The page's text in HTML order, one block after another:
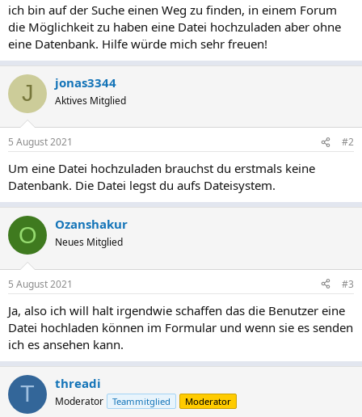
ich bin auf der Suche einen Weg zu finden, in einem Forum
die Möglichkeit zu haben eine Datei hochzuladen aber ohne
eine Datenbank. Hilfe würde mich sehr freuen!
J jonas3344
Aktives Mitglied
5 August 2021 #2
Um eine Datei hochzuladen brauchst du erstmals keine
Datenbank. Die Datei legst du aufs Dateisystem.
O Ozanshakur
Neues Mitglied
5 August 2021 #3
Ja, also ich will halt irgendwie schaffen das die Benutzer eine
Datei hochladen können im Formular und wenn sie es senden
ich es ansehen kann.
T threadi
Moderator Teammitglied Moderator